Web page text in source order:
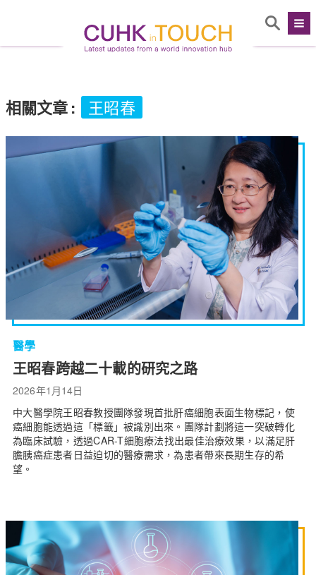
相關文章: 王昭春
醫學
王昭春跨越二十載的研究之路
2026年1月14日
中大醫學院王昭春教授團隊發現首批肝癌細胞表面生物標記，使
癌細胞能透過這「標籤」被識別出來。團隊計劃將這一突破轉化
為臨床試驗，透過CAR-T細胞療法找出最佳治療效果，以滿足肝
膽胰癌症患者日益迫切的醫療需求，為患者帶來長期生存的希
望。